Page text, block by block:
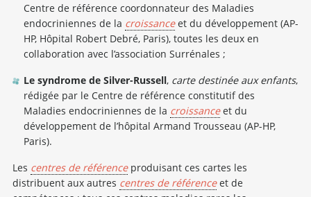
Centre de référence coordonnateur des Maladies
endocriniennes de la croissanceet du développement (AP-
HP, Hôpital Robert Debré, Paris), toutes les deux en
collaboration avec l’association Surrénales ;
Le syndrome de Silver-Russell, carte destinée aux enfants,
rédigée par le Centre de référence constitutif des
Maladies endocriniennes de la croissanceet du
développement de l’hôpital Armand Trousseau (AP-HP,
Paris).
Les centres de référenceproduisant ces cartes les
distribuent aux autres centres de référenceet de